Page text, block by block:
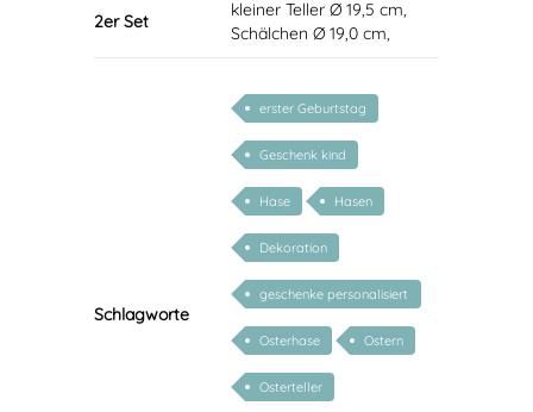
2er Set
kleiner Teller Ø 19,5 cm,
Schälchen Ø 19,0 cm,
Schlagworte
erster Geburtstag
Geschenk kind
Hase Hasen
Dekoration
geschenke personalisiert
kinder
Osterhase
Ostern
Osterteller